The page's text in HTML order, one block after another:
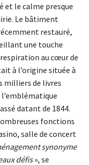
et le calme presque
Le bâtiment
restauré,
une touche
au cœur de
à l’origine située à
milliers de livres
datant de 1844.
fonctions
salle de concert
synonyme
défis», se